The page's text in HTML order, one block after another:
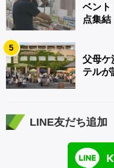
ベン
点集
5
父母ケ
テル
LINE友だち追加